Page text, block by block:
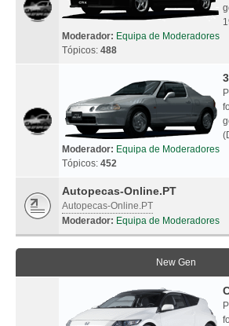
Moderador: Equipa de Moderadores
Tópicos: 488
Moderador: Equipa de Moderadores
Tópicos: 452
Autopecas-Online.PT
Autopecas-Online.PT
Moderador: Equipa de Moderadores
New Gen